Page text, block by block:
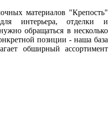
материалов "Крепость"
интерьера, отделки и
обращаться в несколько
позиции - наша база
обширный ассортимент